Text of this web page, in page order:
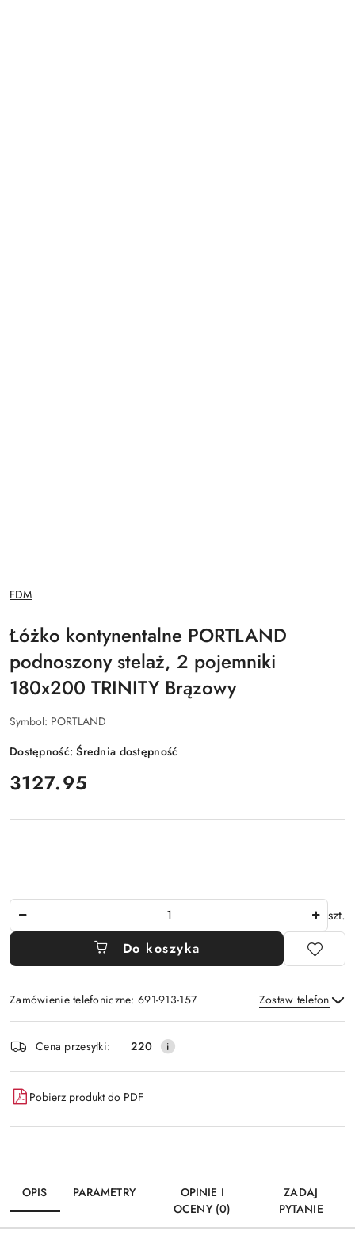
NAZWA
PRODUCENTA:
FDM
Łóżko kontynentalne PORTLAND
podnoszony stelaż, 2 pojemniki
180x200 TRINITY Brązowy
Symbol: PORTLAND
Dostępność:Średnia dostępność
cena:
3127.95
szt.
Do koszyka
Zamówienie telefoniczne: 691-913-157 Zostaw telefon
Wyślij
i
dostawa
Cena przesyłki: 220
Pobierz produkt do PDF
OPIS PARAMETRY
OPINIE I
OCENY (0)
ZADAJ
PYTANIE